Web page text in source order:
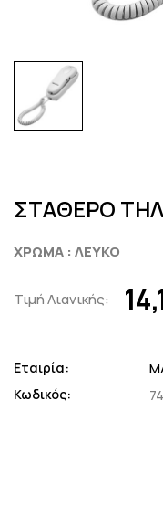
ΣΤΑΘΕΡΟ
ΧΡΩΜΑ : ΛΕΥΚΟ
Τιμή Λιανικής:
Εταιρία:
Κωδικός: